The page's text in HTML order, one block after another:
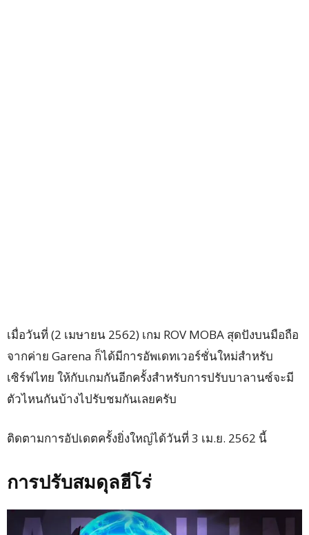
เมื่อวันที่ (2 เมษายน 2562) เกม ROV MOBA สุดปังบนมือถือ
จากค่าย Garena ก็ได้มีการอัพเดทเวอร์ชั่นใหม่สำหรับ
เซิร์ฟไทย ให้กับเกมกันอีกครั้งสำหรับการปรับบาลานซ์จะมี
ตัวไหนกันบ้างไปรับชมกันเลยครับ
ติดตามการอัปเดตครั้งยิ่งใหญ่ได้วันที่ 3 เม.ย. 2562 นี้
การปรับสมดุลฮีโร่